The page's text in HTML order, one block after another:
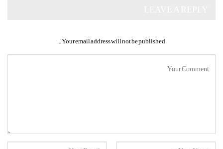
Your email address will not be published.